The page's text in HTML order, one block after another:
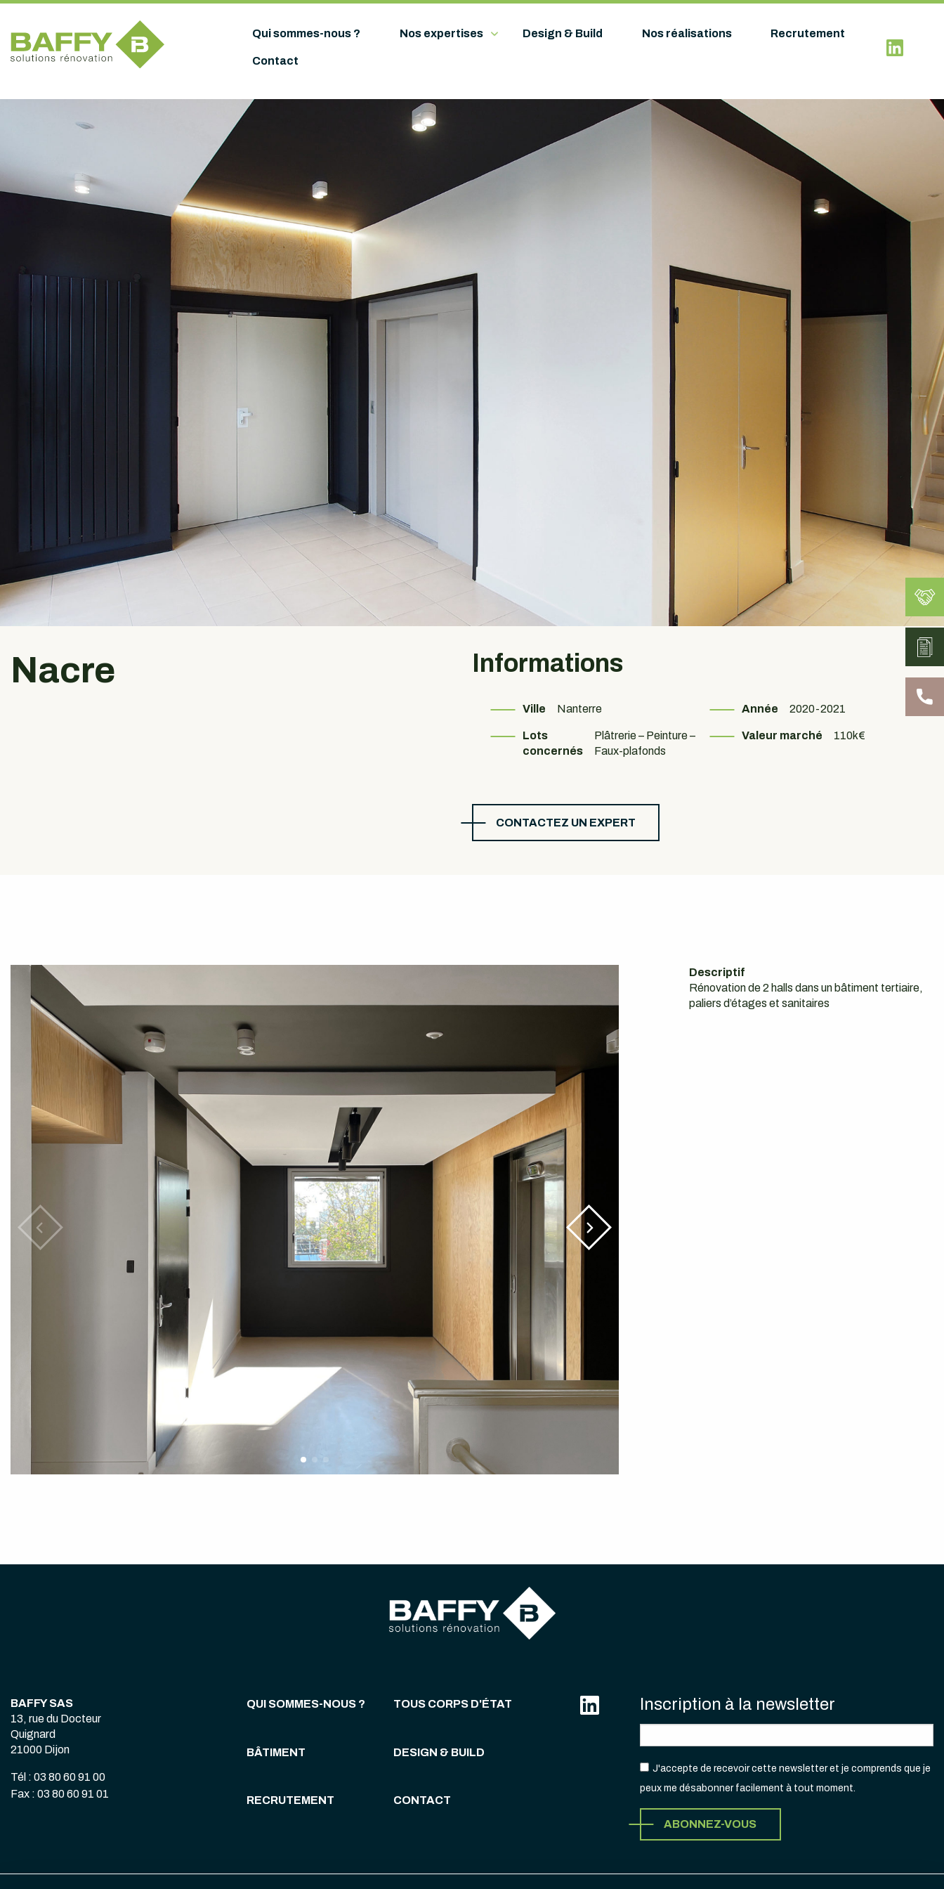
Qui sommes-nous ? Nos expertises Design & Build Nos réalisations Recrutement
Contact
Nacre Informations
Ville Nanterre Année 2020-2021
Lots
concernés
Plâtrerie – Peinture –
Faux-plafonds
Valeur marché 110k€
CONTACTEZ UN EXPERT
Descriptif
Rénovation de 2 halls dans un bâtiment tertiaire,
paliers d’étages et sanitaires
BAFFY SAS
13, rue du Docteur
Quignard
21000 Dijon
Tél : 03 80 60 91 00
Fax : 03 80 60 91 01
QUI SOMMES-NOUS ? TOUS CORPS D'ÉTAT
BÂTIMENT DESIGN & BUILD
RECRUTEMENT CONTACT
Inscription à la newsletter
J'accepte de recevoir cette newsletter et je comprends que je
peux me désabonner facilement à tout moment.
ABONNEZ-VOUS